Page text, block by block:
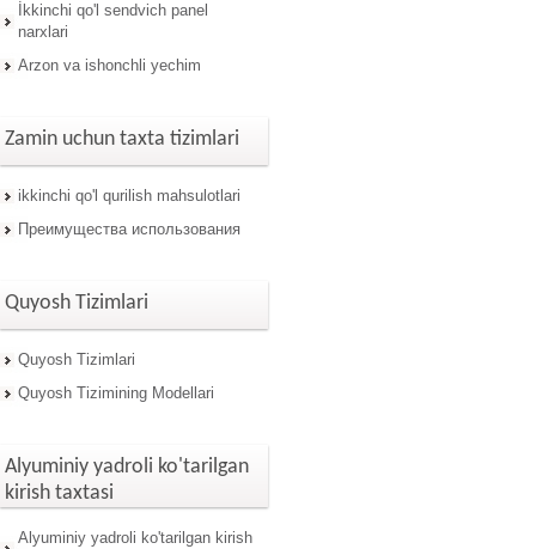
İkkinchi qo'l sendvich panel
narxlari
Arzon va ishonchli yechim
Zamin uchun taxta tizimlari
ikkinchi qo'l qurilish mahsulotlari
Преимущества использования
Quyosh Tizimlari
Quyosh Tizimlari
Quyosh Tizimining Modellari
Alyuminiy yadroli ko'tarilgan
kirish taxtasi
Alyuminiy yadroli ko'tarilgan kirish